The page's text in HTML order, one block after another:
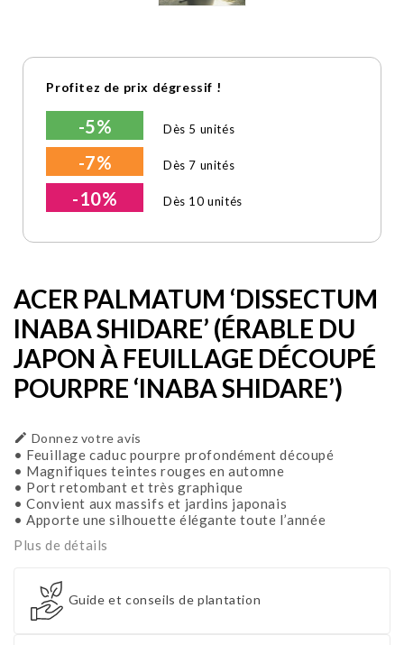
Profitez de prix dégressif !
-5% Dès 5 unités
-7% Dès 7 unités
-10% Dès 10 unités
ACER PALMATUM ‘DISSECTUM
INABA SHIDARE’ (ÉRABLE DU
JAPON À FEUILLAGE DÉCOUPÉ
POURPRE ‘INABA SHIDARE’)
 Donnez votre avis
• Feuillage caduc pourpre profondément découpé
• Magnifiques teintes rouges en automne
• Port retombant et très graphique
• Convient aux massifs et jardins japonais
• Apporte une silhouette élégante toute l’année
Plus de détails
Guide et conseils de plantation